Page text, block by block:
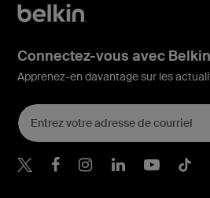
Connectez-vous avec Belkin
Apprenez-en davantage sur les
Belkin Twitter
BelkinBelkinBelkin